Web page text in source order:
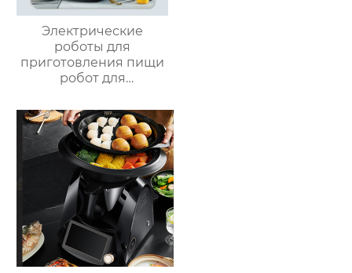
Электрические
роботы для
приготовления пищи
робот для
кухня Китай
высокоскоростной
супница кухонный
комбайн кухонная
техника Термомиксер